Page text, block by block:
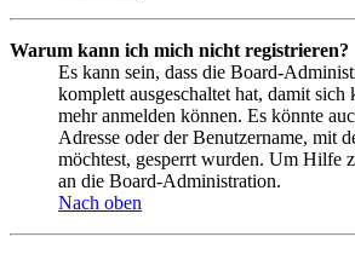
Warum kann ich mich nicht registrieren?
Es kann sein, dass die Board-
komplett ausgeschaltet hat, damit sich
mehr anmelden können. Es könnte
Adresse oder der Benutzername, mit
möchtest, gesperrt wurden. Um Hilfe
an die Board-Administration.
Nach oben